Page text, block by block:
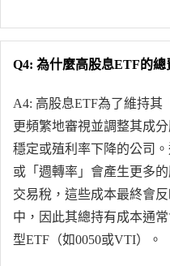
Q4: 為什麼高股息ETF的總
A4: 高股息ETF為了維持其
更頻繁地審視並調整其成
穩定或殖利率下降的公司。
或「週轉率」會產生更多
交易稅，這些成本最終會
中，因此其總持有成本通
型ETF（如0050或VTI）。